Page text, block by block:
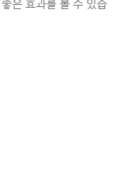
은 효과를 볼 수 있습